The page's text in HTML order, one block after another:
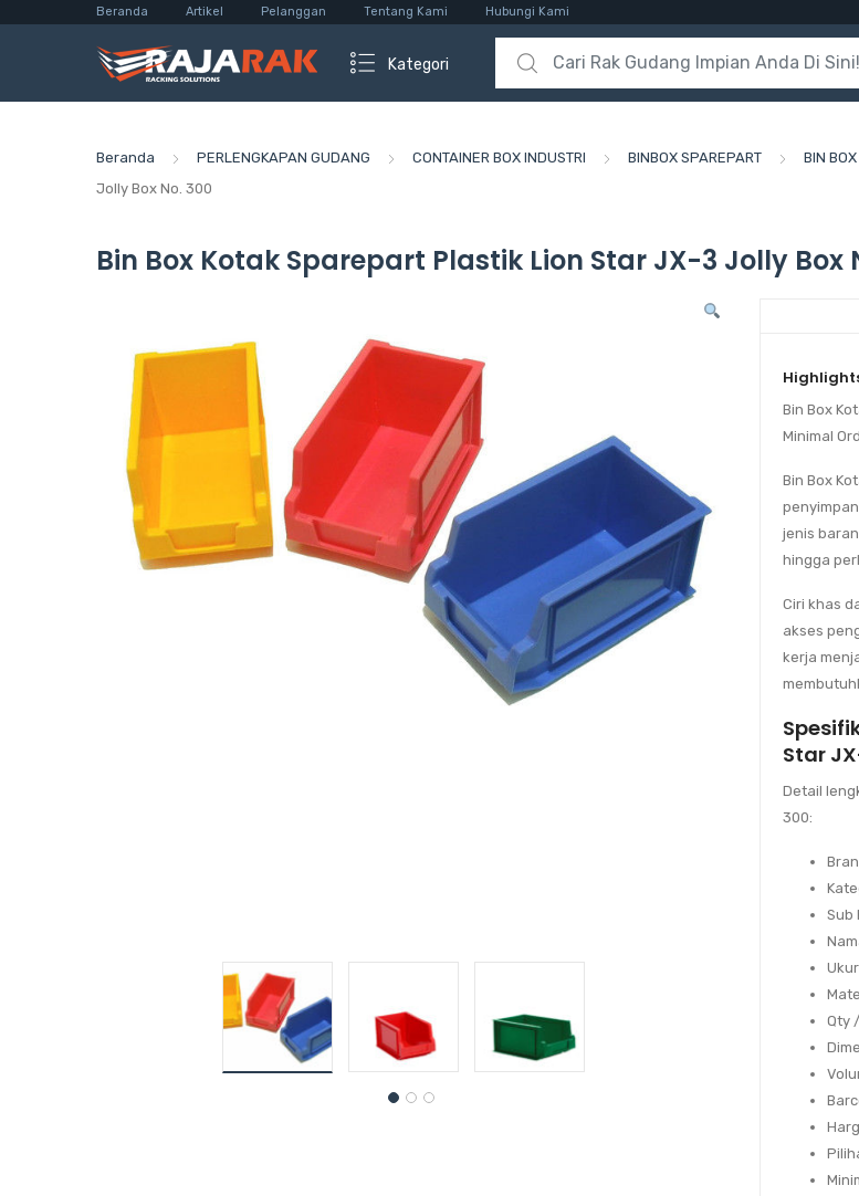
Beranda Artikel Pelanggan Tentang Kami Hubungi Kami
Kategori
Search for:
Beranda PERLENGKAPAN GUDANG CONTAINER BOX INDUSTRI BINBOX SPAREPART BIN
Jolly Box No. 300
Bin Box Kotak Sparepart Plastik Lion Star JX-3 Jolly Box
Bin Box
Minimal
Bin Box
jenis
hingga
Ciri khas
akses
kerja
Star
Detail
300:
Sub
Qty